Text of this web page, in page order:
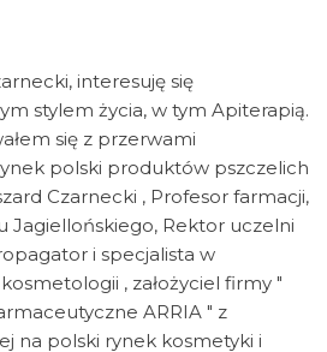
interesuję się
stylem życia, w tym Apiterapią.
się z przerwami
polski produktów pszczelich
Czarnecki , Profesor farmacji,
Jagiellońskiego, Rektor uczelni
i specjalista w
, założyciel firmy "
ARRIA " z
na polski rynek kosmetyki i